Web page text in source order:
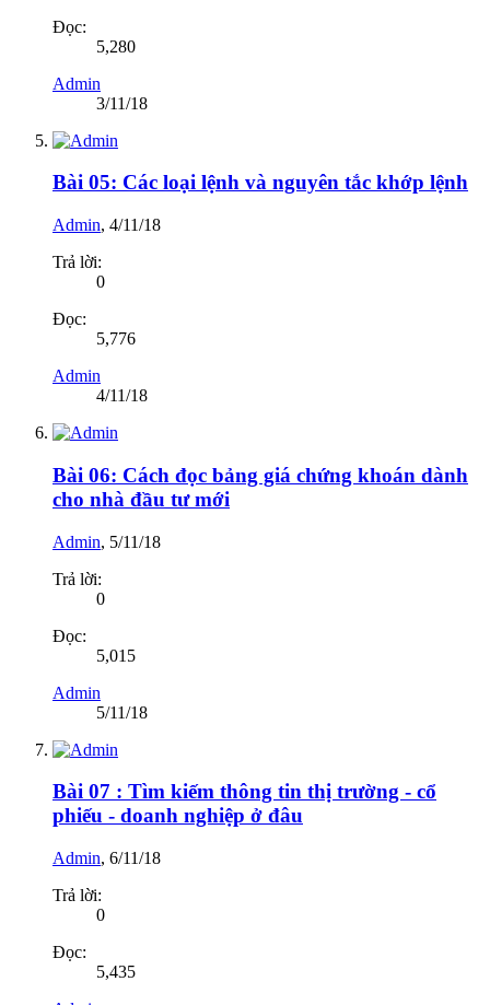
Đọc:
5,280
Admin
3/11/18
Bài 05: Các loại lệnh và nguyên tắc khớp lệnh
Admin, 4/11/18
Trả lời:
0
Đọc:
5,776
Admin
4/11/18
Bài 06: Cách đọc bảng giá chứng khoán dành
cho nhà đầu tư mới
Admin, 5/11/18
Trả lời:
0
Đọc:
5,015
Admin
5/11/18
Bài 07 : Tìm kiếm thông tin thị trường - cổ
phiếu - doanh nghiệp ở đâu
Admin, 6/11/18
Trả lời:
0
Đọc:
5,435